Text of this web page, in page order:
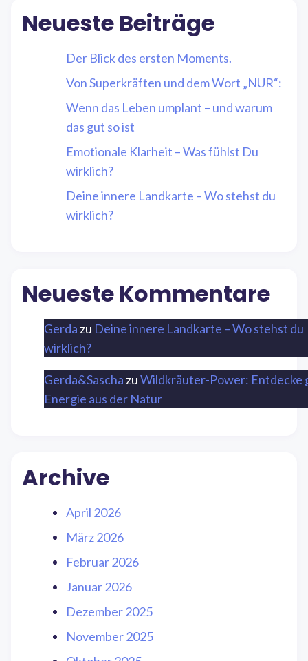
Neueste Beiträge
Der Blick des ersten Moments.
Von Superkräften und dem Wort „NUR“:
Wenn das Leben umplant – und warum
das gut so ist
Emotionale Klarheit – Was fühlst Du
wirklich?
Deine innere Landkarte – Wo stehst du
wirklich?
Neueste Kommentare
Gerdazu Deine innere Landkarte – Wo stehst du
wirklich?
Gerda&SaschazuWildkräuter-Power: Entdecke
Energie aus der Natur
Archive
April 2026
März 2026
Februar 2026
Januar 2026
Dezember 2025
November 2025